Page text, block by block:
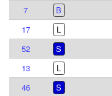
7
B
17
L
52
S
13
L
46
S